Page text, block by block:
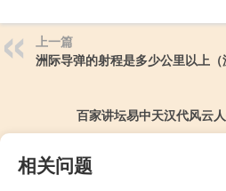
上一篇
洲际导弹的射程是多少公里以上
百家讲坛易中天汉代风云
相关问题